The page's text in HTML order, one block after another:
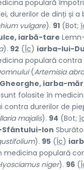
populară
durerilor de dinți și a
vulgare). 91 (Bot;
iarbă-tare
). 92 (Îc) iarba-lui-
populară contra
(Artemisia
iarba-
folosite în
contra durerilor de
majalis). 94 (Bot;
Ion
). 95 (Îc)
medicina populară
niger). 96 (